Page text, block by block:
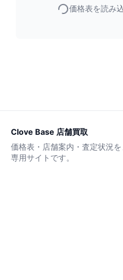
価格表を読み
Clove Base 店舗買取
価格表・店舗案内・査定状況
専用サイトです。